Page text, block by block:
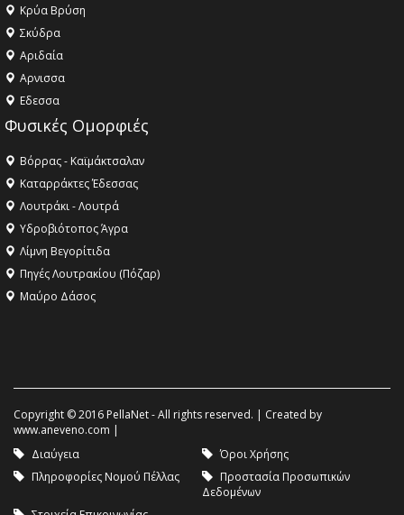
Κρύα Βρύση
Σκύδρα
Αριδαία
Aρνισσα
Eδεσσα
Φυσικές Ομορφιές
Βόρρας - Καϊμάκτσαλαν
Καταρράκτες Έδεσσας
Λουτράκι - Λουτρά
Υδροβιότοπος Άγρα
Λίμνη Βεγορίτιδα
Πηγές Λουτρακίου (Πόζαρ)
Μαύρο Δάσος
Copyright © 2016 PellaNet - All rights reserved. | Created by
www.aneveno.com |
Διαύγεια
Όροι Χρήσης
Πληροφορίες Νομού Πέλλας
Προστασία Προσωπικών
Δεδομένων